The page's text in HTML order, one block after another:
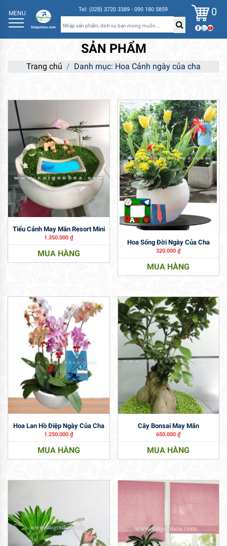
MENU Tel: (028) 3720 3389 - 090 180 5859 0
SẢN PHẨM
Trang chủ Danh mục: Hoa Cảnh ngày của cha
Tiểu Cảnh May Mắn Resort Mini
1.350.000₫
MUA HÀNG
Hoa Sống Đời Ngày Của Cha
320.000₫
MUA HÀNG
Hoa Lan Hồ Điệp Ngày Của Cha
1.250.000₫
MUA HÀNG
Cây Bonsai May Mắn
650.000₫
MUA HÀNG